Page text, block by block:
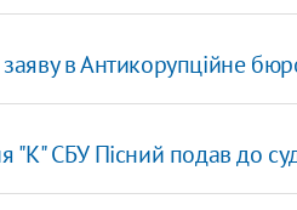
в Антикорупційне
"К" СБУ Пісний подав до